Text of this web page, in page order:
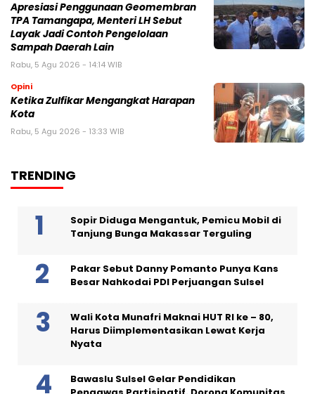
Apresiasi Penggunaan Geomembran
TPA Tamangapa, Menteri LH Sebut
Layak Jadi Contoh Pengelolaan
Sampah Daerah Lain
Rabu, 5 Agu 2026 - 14:14 WIB
Opini
Ketika Zulfikar Mengangkat Harapan
Kota
Rabu, 5 Agu 2026 - 13:33 WIB
TRENDING
Sopir Diduga Mengantuk, Pemicu Mobil di
Tanjung Bunga Makassar Terguling
Pakar Sebut Danny Pomanto Punya Kans
Besar Nahkodai PDI Perjuangan Sulsel
Wali Kota Munafri Maknai HUT RI ke – 80,
Harus Diimplementasikan Lewat Kerja
Nyata
Bawaslu Sulsel Gelar Pendidikan